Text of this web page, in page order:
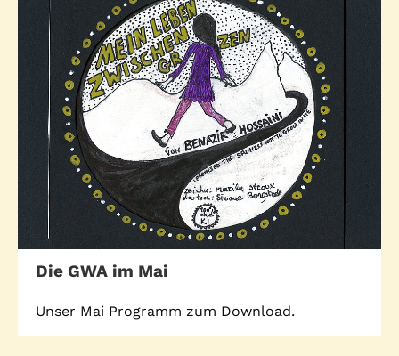
Die GWA im Mai
Unser Mai Programm zum Download.